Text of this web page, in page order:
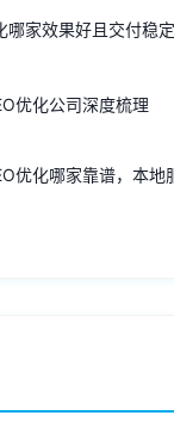
哪家效果好且交付稳定
优化公司深度梳理
优化哪家靠谱，本地